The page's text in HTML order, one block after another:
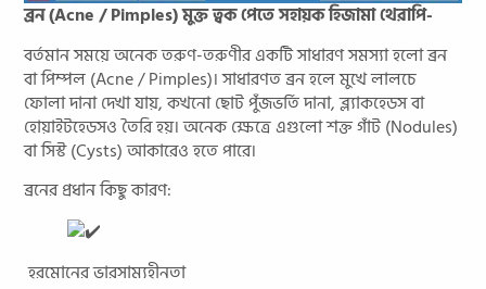
ব্রন (Acne / Pimples) মুক্ত ত্বক পেতে সহায়ক হিজামা থেরাপি-
বর্তমান সময়ে অনেক তরুণ-তরুণীর একটি সাধারণ সমস্যা হলো ব্রন
বা পিম্পল (Acne / Pimples)। সাধারণত ব্রন হলে মুখে লালচে
ফোলা দানা দেখা যায়, কখনো ছোট পুঁজভর্তি দানা, ব্ল্যাকহেডস বা
হোয়াইটহেডসও তৈরি হয়। অনেক ক্ষেত্রে এগুলো শক্ত গাঁট (Nodules)
বা সিস্ট (Cysts) আকারেও হতে পারে।
ব্রনের প্রধান কিছু কারণ:
হরমোনের ভারসাম্যহীনতা